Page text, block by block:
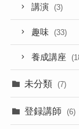
講演 (3)
趣味 (33)
養成講座
未分類 (7)
登録講師 (6)